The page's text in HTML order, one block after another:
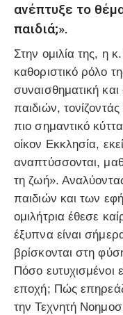
ανέπτυξε το
παιδιά;».
Στην ομιλία της, η
καθοριστικό ρόλο
συναισθηματική
παιδιών, τονίζοντάς
πιο σημαντικό
οίκον Εκκλησία,
αναπτύσσονται,
τη ζωή».
παιδιών και των
ομιλήτρια έθεσε
έξυπνα είναι
βρίσκονται στη
Πόσο ευτυχισμένοι
εποχή; Πώς
την Τεχνητή